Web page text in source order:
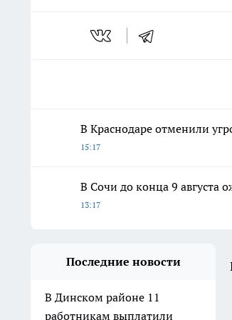
В Краснодаре отменили
15:17
В Сочи до конца 9 августа
13:17
Последние новости
В Динском районе 11
работникам выплатили